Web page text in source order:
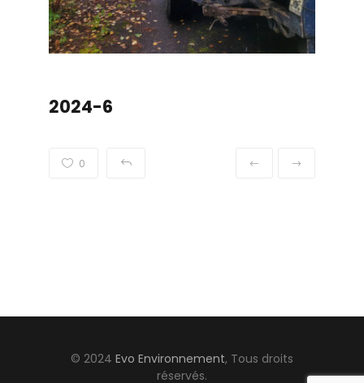
2024-6
0
© 2024 Evo Environnement, Tous droits
réservés.